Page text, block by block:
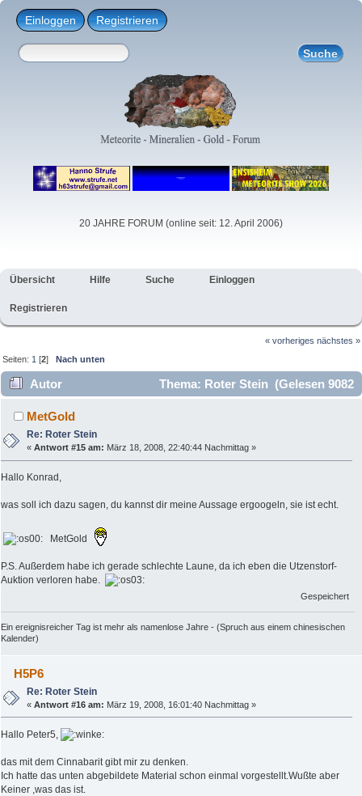
Einloggen Registrieren
20 JAHRE FORUM (online seit: 12. April 2006)
Übersicht Hilfe Suche Einloggen
Registrieren
« vorheriges nächstes »
Seiten: 1 [2]Nach unten
Autor
Thema: Roter Stein (Gelesen 9082
mal)
MetGold
Re: Roter Stein
«Antwort #15 am: März 18, 2008, 22:40:44 Nachmittag »
Hallo Konrad,
was soll ich dazu sagen, du kannst dir meine Aussage ergoogeln, sie ist echt.
MetGold
P.S. Außerdem habe ich gerade schlechte Laune, da ich eben die Utzenstorf-
Auktion verloren habe.
Gespeichert
Ein ereignisreicher Tag ist mehr als namenlose Jahre - (Spruch aus einem chinesischen
Kalender)
H5P6
Re: Roter Stein
«Antwort #16 am: März 19, 2008, 16:01:40 Nachmittag »
Hallo Peter5,
das mit dem Cinnabarit gibt mir zu denken.
Ich hatte das unten abgebildete Material schon einmal vorgestellt.Wußte aber
Keiner ,was das ist.